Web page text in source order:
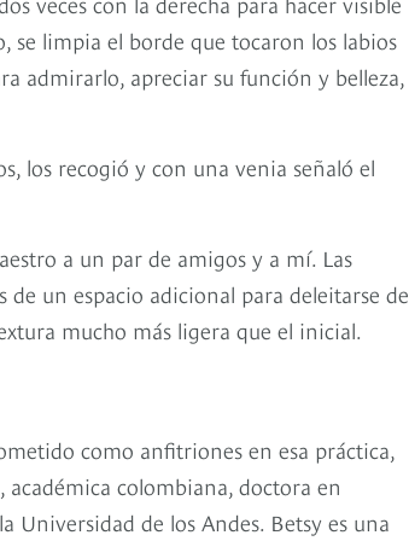
se limpia el borde que tocaron los labios
admirarlo, apreciar su función y belleza,
los recogió y con una venia señaló el
a un par de amigos y a mí. Las
un espacio adicional para deleitarse de
mucho más ligera que el inicial.
como anfitriones en esa práctica,
colombiana, doctora en
Universidad de los Andes. Betsy es una